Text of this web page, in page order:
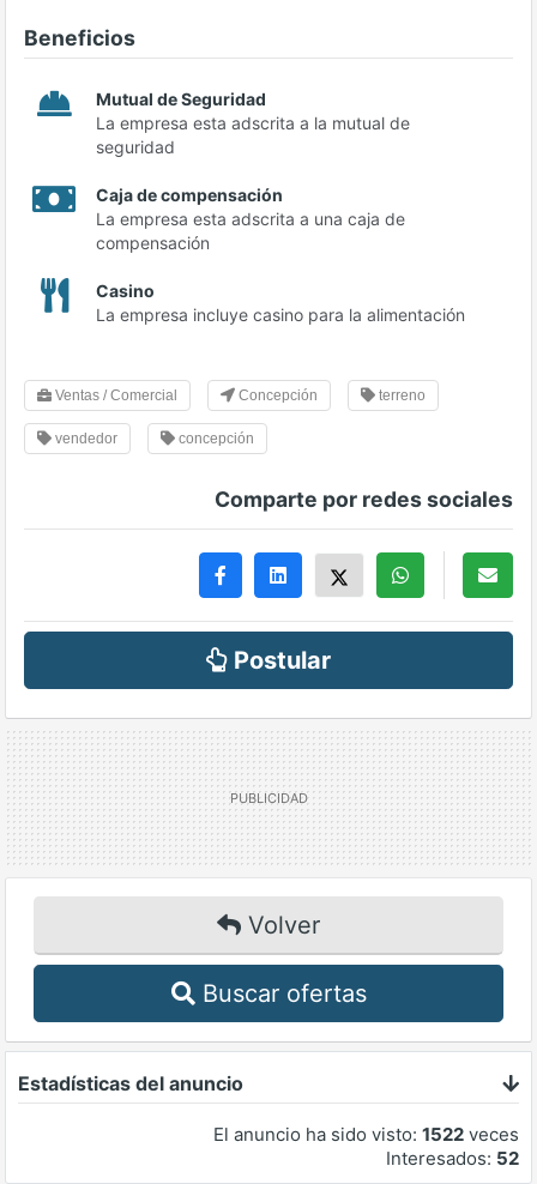
Beneficios
Mutual de Seguridad
La empresa esta adscrita a la mutual de
seguridad
Caja de compensación
La empresa esta adscrita a una caja de
compensación
Casino
La empresa incluye casino para la alimentación
Ventas / Comercial Concepción terreno
vendedor concepción
Comparte por redes sociales
Postular
Volver
Buscar ofertas
Estadísticas del anuncio
El anuncio ha sido visto: 1522 veces
Interesados: 52